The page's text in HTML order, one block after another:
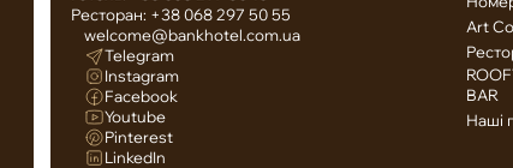
Ресторан: +38 068 297 50 55
welcome@bankhotel.com.ua
Telegram
Instagram
Facebook
Youtube
Pinterest
LinkedIn
Art
BAR
Наші